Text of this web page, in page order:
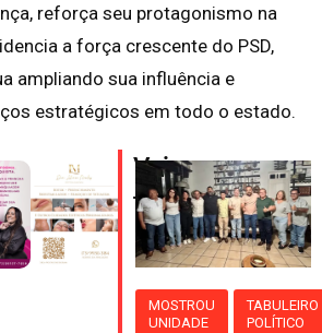
reforça seu protagonismo na
a força crescente do PSD,
ampliando sua influência e
estratégicos em todo o estado.
Veja
também
MOSTROU
UNIDADE
TABULEIRO
POLÍTICO